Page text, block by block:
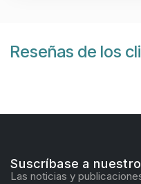
Reseñas de los
Suscríbase a
Las noticias y